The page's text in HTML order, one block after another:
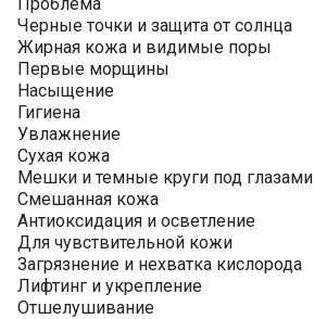
Черные точки и защита от солнца
Жирная кожа и видимые поры
Первые морщины
Насыщение
Гигиена
Увлажнение
Сухая кожа
Мешки и темные круги под глазами
Смешанная кожа
Антиоксидация и осветление
Для чувствительной кожи
Загрязнение и нехватка кислорода
Лифтинг и укрепление
Отшелушивание